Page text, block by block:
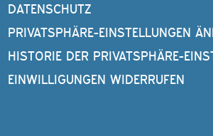
DATENSCHUTZ
PRIVATSPHÄRE-EINSTELLUNGEN
HISTORIE DER PRIVATSPHÄRE-
EINWILLIGUNGEN WIDERRUFEN